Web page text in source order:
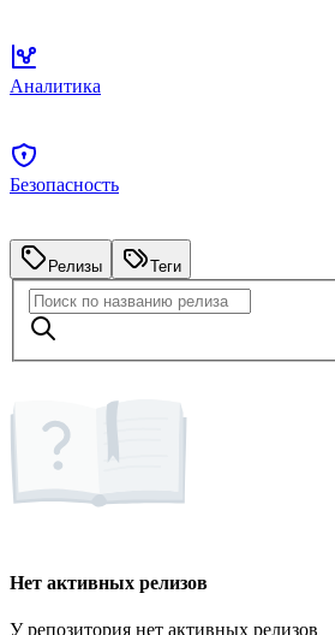
Аналитика
Безопасность
Релизы Теги
Нет активных релизов
У репозитория нет активных релизов